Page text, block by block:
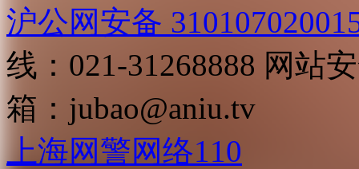
沪公网安备
线：021-31268888 网站
箱： jubao@aniu.tv
上海网警网络110